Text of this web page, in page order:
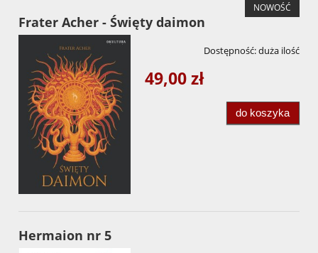
Frater Acher - Święty daimon
Dostępność:duża ilość
49,00 zł
do koszyka
NOWOŚĆ
Hermaion nr 5